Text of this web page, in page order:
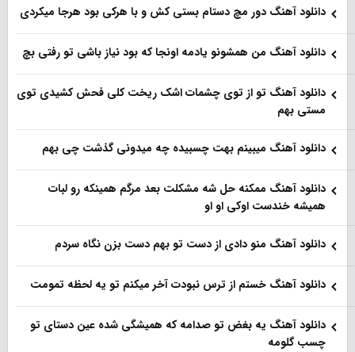
دانلود آهنگ دور مچ دستام بستی کش و با هرکی بود هرجا میکردی
دانلود آهنگ من همشونو یادمه اونجا که بود نیاز باشی تو رفتی بچ
دانلود آهنگ تو از توی چشمات اشک ریخت کلی فحش کشیدی توی
مستی بهم
دانلود آهنگ میبینم بهت چسبیده چه میدونی گذشت چی بهم
دانلود آهنگ ممکنه حل شه مشکلت بعد مرگم همینکه رو لبات
همیشه خندست اوکی او او
دانلود آهنگ منو دادی از دست تو بهم دست بزن نگاه سردم
دانلود آهنگ خستم از ترس نبودت آخر میکنم تو یه لحظه تمومت
دانلود آهنگ یه بغض تو صدامه که همیشگی شده عین دستای تو
چسب گلومه